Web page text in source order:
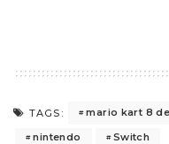
TAGS: mario kart 8
nintendo
Switch